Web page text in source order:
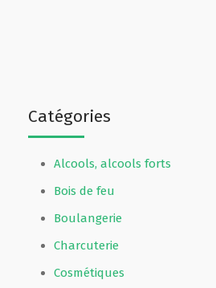
Catégories
Alcools, alcools forts
Bois de feu
Boulangerie
Charcuterie
Cosmétiques